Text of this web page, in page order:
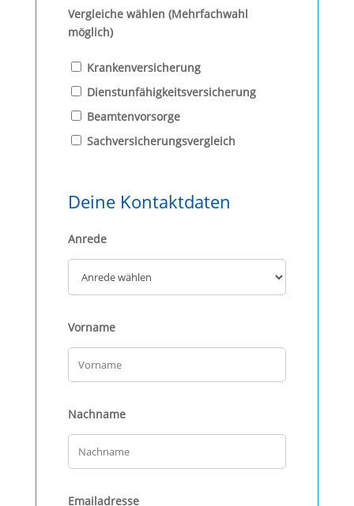
Vergleiche wählen (Mehrfachwahl
möglich)
Krankenversicherung
Dienstunfähigkeitsversicherung
Beamtenvorsorge
Sachversicherungsvergleich
Deine Kontaktdaten
Anrede
Vorname
Nachname
Emailadresse